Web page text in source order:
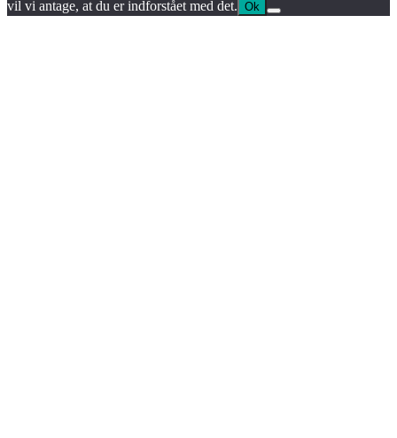
vil vi antage, at du er indforstået med det. Ok